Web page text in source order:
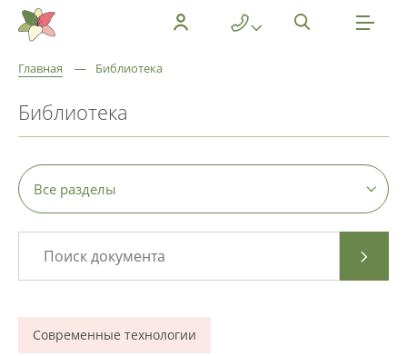
Главная — Библиотека
Библиотека
Современные технологии